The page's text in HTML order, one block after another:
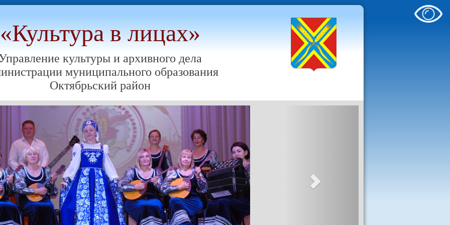
«Культура в лицах»
культуры и архивного дела
муниципального образования
Октябрьский район